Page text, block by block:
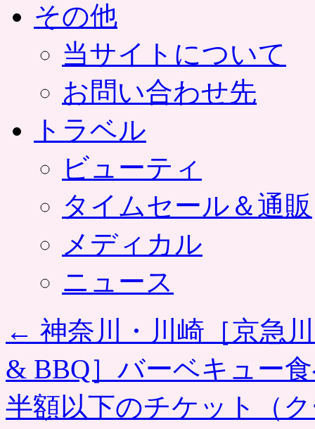
その他
当サイトについて
お問い合わせ先
トラベル
ビューティ
タイムセール＆通販
メディカル
ニュース
← 神奈川・川崎［京急
& BBQ］バーベキュー
半額以下のチケット（